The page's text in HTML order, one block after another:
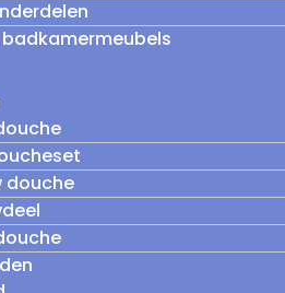
douche